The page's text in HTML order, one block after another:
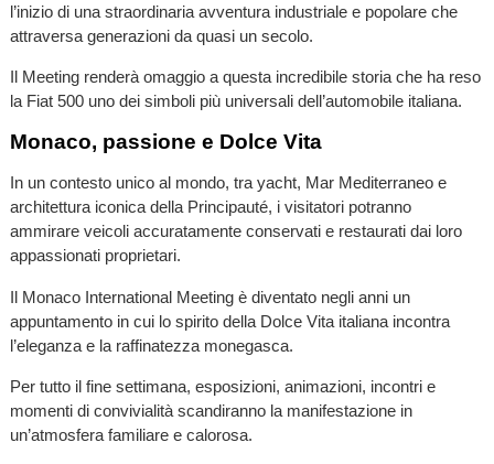
l’inizio di una straordinaria avventura industriale e popolare che
attraversa generazioni da quasi un secolo.
Il Meeting renderà omaggio a questa incredibile storia che ha reso
la Fiat 500 uno dei simboli più universali dell’automobile italiana.
Monaco, passione e Dolce Vita
In un contesto unico al mondo, tra yacht, Mar Mediterraneo e
architettura iconica della Principauté, i visitatori potranno
ammirare veicoli accuratamente conservati e restaurati dai loro
appassionati proprietari.
Il Monaco International Meeting è diventato negli anni un
appuntamento in cui lo spirito della Dolce Vita italiana incontra
l’eleganza e la raffinatezza monegasca.
Per tutto il fine settimana, esposizioni, animazioni, incontri e
momenti di convivialità scandiranno la manifestazione in
un’atmosfera familiare e calorosa.